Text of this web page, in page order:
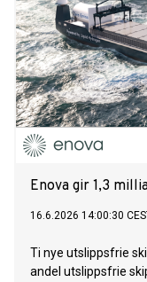
Enova gir 1,3
16.6.2026 14:00:30
Ti nye utslippsfrie
andel utslippsfrie